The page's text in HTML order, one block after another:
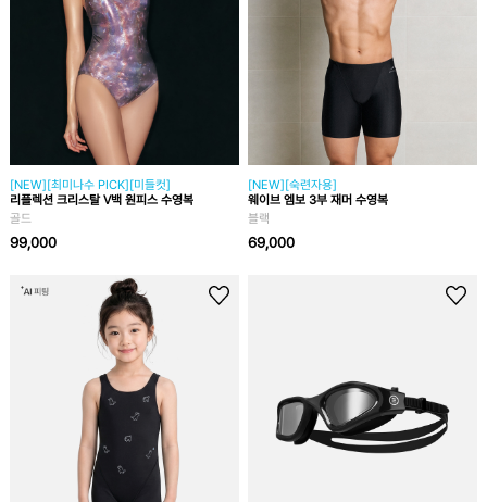
[NEW][최미나수 PICK][미들컷]
리플렉션 크리스탈 V백 원피스 수영복
골드
99,000
[NEW][숙련자용]
웨이브 엠보 3부 재머 수영복
블랙
69,000